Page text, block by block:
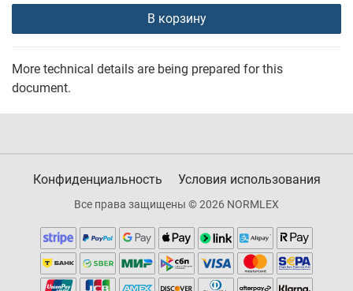
В корзину
More technical details are being prepared for this
document.
Конфиденциальность Условия использования
Все права защищены © 2026 NORMLEX